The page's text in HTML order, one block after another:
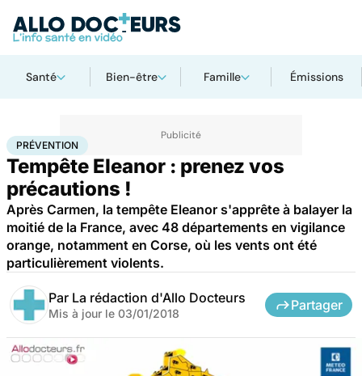
Santé Bien-être Famille Émissions
AccueilSantéMaladies Prévention
PRÉVENTION
Tempête Eleanor : prenez vos
précautions !
Après Carmen, la tempête Eleanor s'apprête à balayer la
moitié de la France, avec 48 départements en vigilance
orange, notamment en Corse, où les vents ont été
particulièrement violents.
Par La rédaction d'Allo Docteurs
Mis à jour le 03/01/2018
Partager